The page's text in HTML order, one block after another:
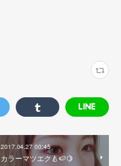
2017.04.27 00:45
カラーマツエク🍐🍉🍋